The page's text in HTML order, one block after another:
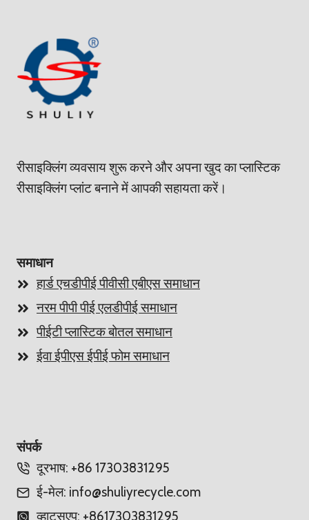
रीसाइक्लिंग व्यवसाय शुरू करने और अपना खुद का प्लास्टिक
रीसाइक्लिंग प्लांट बनाने में आपकी सहायता करें।
समाधान
हार्ड एचडीपीई पीवीसी एबीएस समाधान
नरम पीपी पीई एलडीपीई समाधान
पीईटी प्लास्टिक बोतल समाधान
ईवा ईपीएस ईपीई फोम समाधान
संपर्क
दूरभाष: +86 17303831295
ई-मेल: info@shuliyrecycle.com
व्हाट्सएप: +8617303831295